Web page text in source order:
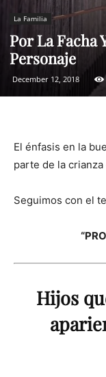
La Familia
Por La Facha
Personaje
December 12, 2018
El énfasis en la
parte de la
Seguimos con el
Hijos